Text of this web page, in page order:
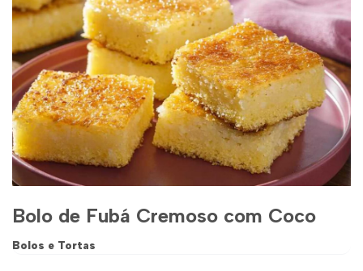
Bolo de Fubá Cremoso com Coco
Bolos e Tortas